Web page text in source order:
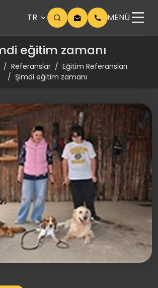
TR MENÜ
eğitim zamanı
Referanslar
Eğitim Referansları
Şimdi eğitim zamanı